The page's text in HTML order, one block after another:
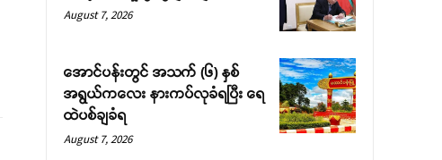
August 7, 2026
အောင်ပန်းတွင် အသက် (၆) နှစ်
အရွယ်ကလေး နားကပ်လုခံရပြီး ရေ
ထဲပစ်ချခံရ
August 7, 2026